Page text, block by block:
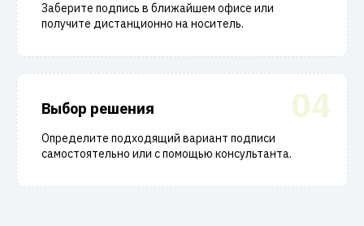
Заберите подпись в ближайшем офисе или
получите дистанционно на носитель.
04
Выбор решения
Определите подходящий вариант подписи
самостоятельно или с помощью консультанта.